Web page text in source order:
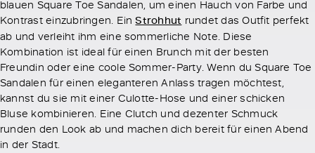
blauen Square Toe Sandalen, um einen Hauch von Farbe und
Kontrast einzubringen. EinStrohhut rundet das Outfit perfekt
ab und verleiht ihm eine sommerliche Note. Diese
Kombination ist ideal für einen Brunch mit der besten
Freundin oder eine coole Sommer-Party. Wenn du Square Toe
Sandalen für einen eleganteren Anlass tragen möchtest,
kannst du sie mit einer Culotte-Hose und einer schicken
Bluse kombinieren. Eine Clutch und dezenter Schmuck
runden den Look ab und machen dich bereit für einen Abend
in der Stadt.